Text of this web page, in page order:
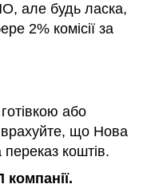
але будь ласка,
2% комісії за
готівкою або
що Нова
коштів.